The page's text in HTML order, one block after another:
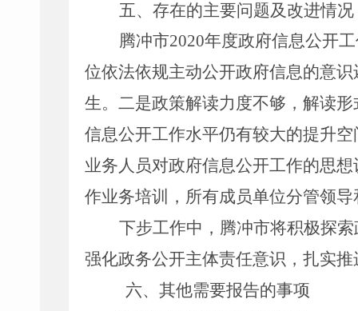
五、存在的主要问题及改进情况
腾冲市2020年度政府信息公开
位依法依规主动公开政府信息的意
生。二是政策解读力度不够，解读
信息公开工作水平仍有较大的提升
业务人员对政府信息公开工作的思
作业务培训，所有成员单位分管领
下步工作中，腾冲市将积极探
强化政务公开主体责任意识，扎实
六、其他需要报告的事项